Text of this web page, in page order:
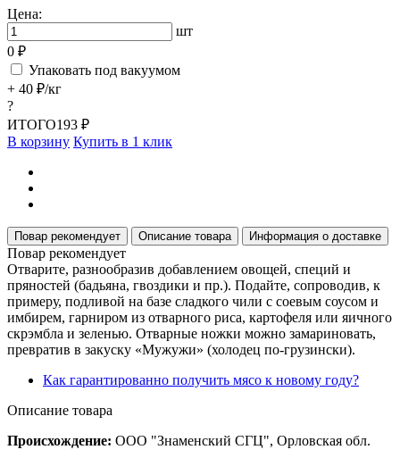
Цена:
шт
0 ₽
Упаковать под вакуумом
+ 40 ₽/кг
?
ИТОГО193 ₽
В корзину Купить в 1 клик
Повар рекомендует Описание товара Информация о доставке
Повар рекомендует
Отварите, разнообразив добавлением овощей, специй и
пряностей (бадьяна, гвоздики и пр.). Подайте, сопроводив, к
примеру, подливой на базе сладкого чили с соевым соусом и
имбирем, гарниром из отварного риса, картофеля или яичного
скрэмбла и зеленью. Отварные ножки можно замариновать,
превратив в закуску «Мужужи» (холодец по-грузински).
Как гарантированно получить мясо к новому году?
Описание товара
Происхождение: ООО "Знаменский СГЦ", Орловская обл.